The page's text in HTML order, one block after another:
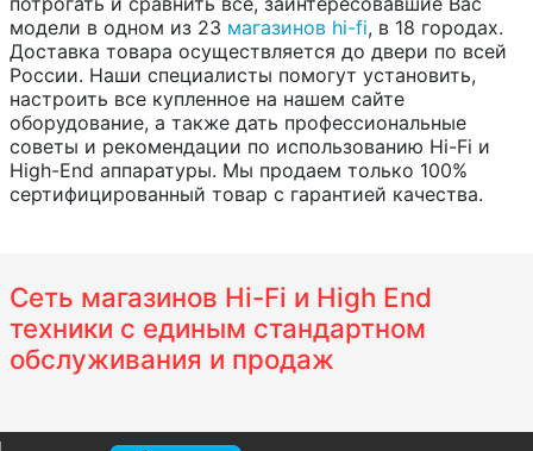
модели в одном из 23 магазинов hi-fi, в 18 городах.
Доставка товара осуществляется до двери по всей
России. Наши специалисты помогут установить,
настроить все купленное на нашем сайте
оборудование, а также дать профессиональные
советы и рекомендации по использованию Hi-Fi и
High-End аппаратуры. Мы продаем только 100%
сертифицированный товар с гарантией качества.
Сеть магазинов Hi-Fi и High End
техники с единым стандартном
обслуживания и продаж